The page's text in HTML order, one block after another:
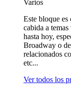
Varios
Este bloque es
cabida a
hasta hoy,
Broadway o
relacionados
etc...
Ver todos los